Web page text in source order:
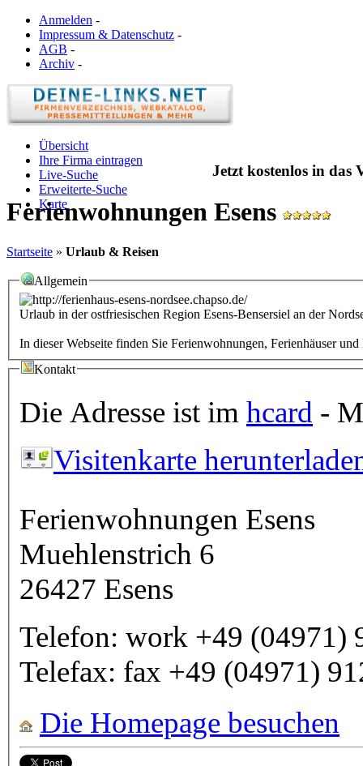
Anmelden -
Impressum & Datenschutz -
AGB -
Archiv -
Übersicht
Ihre Firma eintragen
Live-Suche
Erweiterte-Suche
Karte
Jetzt kostenlos in das
Ferienwohnungen Esens
Startseite » Urlaub & Reisen
Allgemein
Urlaub in der ostfriesischen Region Esens-Bensersiel an der
In dieser Webseite finden Sie Ferienwohnungen, Ferienhäuser
Kontakt
Die Adresse ist im hcard -
Visitenkarte
Ferienwohnungen Esens
Muehlenstrich 6
26427 Esens
Telefon: work +49 (04971)
Telefax: fax +49 (04971)
Die Homepage besuchen